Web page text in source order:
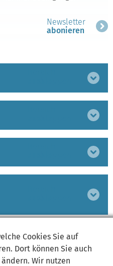
Newsletter
abonieren
Bereich
ausklappen
Cookies Sie auf
Dort können Sie auch
Wir nutzen